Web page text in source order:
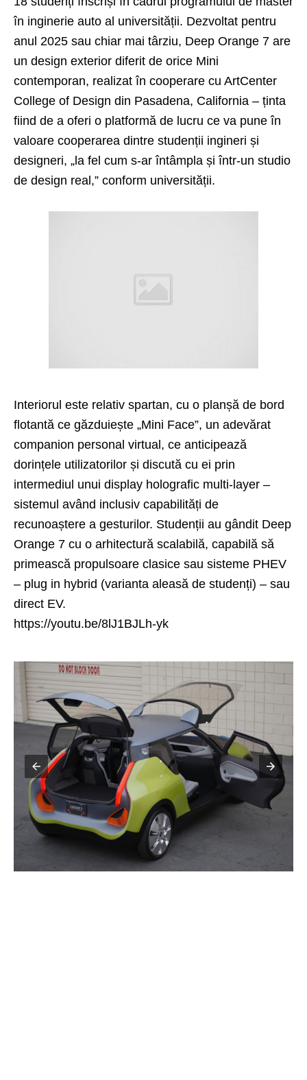
în inginerie auto al universității. Dezvoltat pentru
anul 2025 sau chiar mai târziu, Deep Orange 7 are
un design exterior diferit de orice Mini
contemporan, realizat în cooperare cu ArtCenter
College of Design din Pasadena, California – ținta
fiind de a oferi o platformă de lucru ce va pune în
valoare cooperarea dintre studenții ingineri și
designeri, „la fel cum s-ar întâmpla și într-un studio
de design real,” conform universității.
Interiorul este relativ spartan, cu o planșă de bord
flotantă ce găzduiește „Mini Face”, un adevărat
companion personal virtual, ce anticipează
dorințele utilizatorilor și discută cu ei prin
intermediul unui display holografic multi-layer –
sistemul având inclusiv capabilități de
recunoaștere a gesturilor. Studenții au gândit Deep
Orange 7 cu o arhitectură scalabilă, capabilă să
primească propulsoare clasice sau sisteme PHEV
– plug in hybrid (varianta aleasă de studenți) – sau
direct EV.
https://youtu.be/8lJ1BJLh-yk